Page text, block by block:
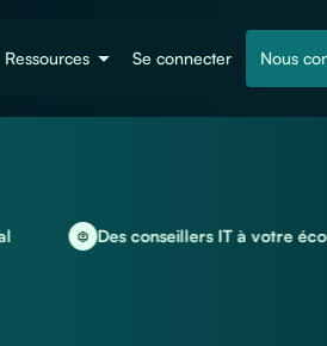
Ressources Se connecter Nous
Des conseillers IT à votre écoute